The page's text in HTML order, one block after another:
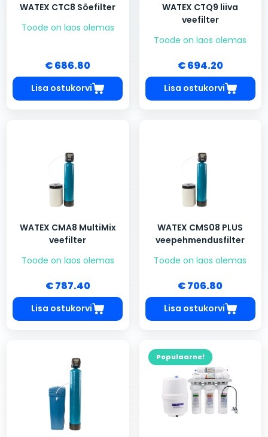
WATEX CTC8 Söefilter
Toode on laos olemas
€ 686.80
Lisa ostukorvi
WATEX CTQ9 liiva
veefilter
Toode on laos olemas
€ 694.20
Lisa ostukorvi
WATEX CMA8 MultiMix
veefilter
Toode on laos olemas
€ 787.40
Lisa ostukorvi
WATEX CMS08 PLUS
veepehmendusfilter
Toode on laos olemas
€ 706.80
Lisa ostukorvi
Populaarne!